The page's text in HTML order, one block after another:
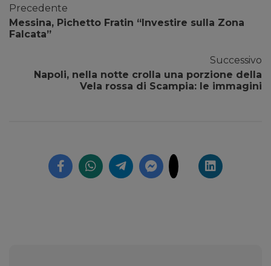
Precedente
Messina, Pichetto Fratin “Investire sulla Zona
Falcata”
Successivo
Napoli, nella notte crolla una porzione della
Vela rossa di Scampia: le immagini